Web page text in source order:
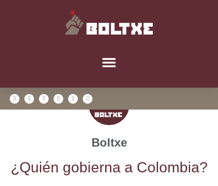
Boltxe
¿Quién gobier­na a Colombia?